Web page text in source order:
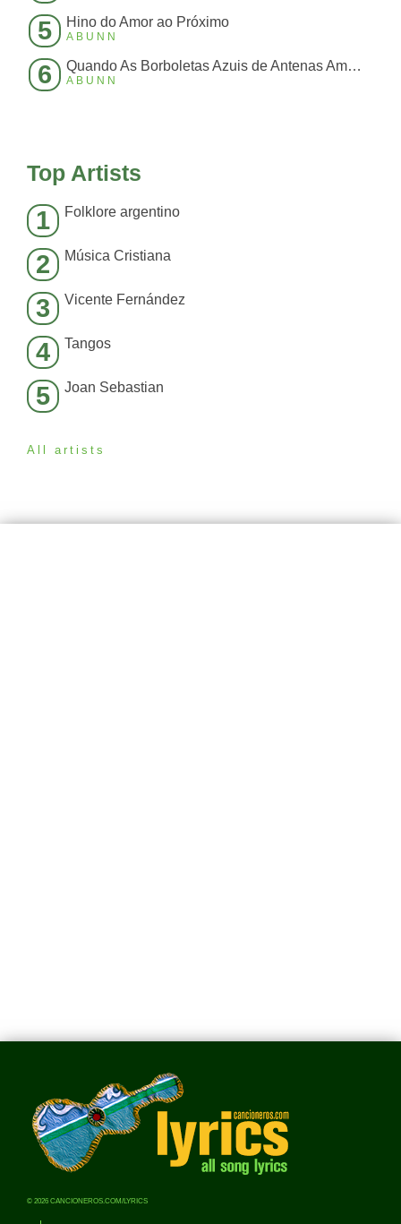
5 Hino do Amor ao Próximo
ABUNN
6 Quando As Borboletas Azuis de Antenas Amarelas Batem Suas Asas Fazendo Um Barulho Ensurdecedor Que N
ABUNN
Top Artists
1 Folklore argentino
2 Música Cristiana
3 Vicente Fernández
4 Tangos
5 Joan Sebastian
All artists
© 2026 CANCIONEROS.COM/LYRICS